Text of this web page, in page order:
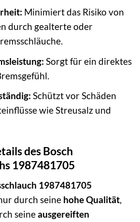
Minimiert das Risiko von
durch gealterte oder
Sorgt für ein direktes
Schützt vor Schäden
wie Streusalz und
des Bosch
1987481705
1987481705
durch seine hohe Qualität
seineausgereiften